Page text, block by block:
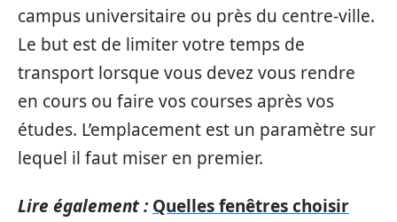
campus universitaire ou près du centre-ville.
Le but est de limiter votre temps de
transport lorsque vous devez vous rendre
en cours ou faire vos courses après vos
études. L’emplacement est un paramètre sur
lequel il faut miser en premier.
Lire également : Quelles fenêtres choisir